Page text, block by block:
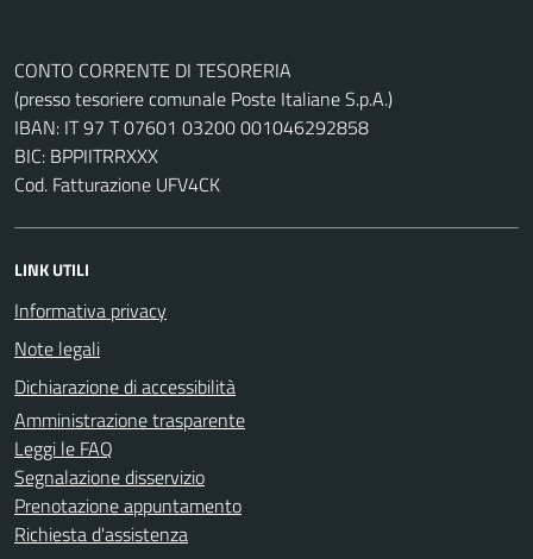
CONTO CORRENTE DI TESORERIA
(presso tesoriere comunale Poste Italiane S.p.A.)
IBAN: IT 97 T 07601 03200 001046292858
BIC: BPPIITRRXXX
Cod. Fatturazione UFV4CK
LINK UTILI
Informativa privacy
Note legali
Dichiarazione di accessibilità
Amministrazione trasparente
Leggi le FAQ
Segnalazione disservizio
Prenotazione appuntamento
Richiesta d'assistenza